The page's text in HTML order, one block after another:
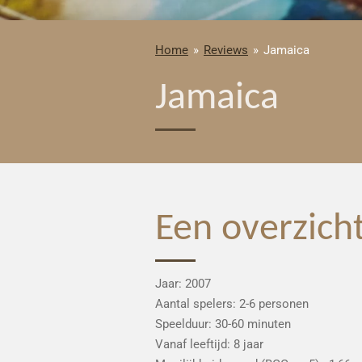
Home » Reviews » Jamaica
Jamaica
Een
Jaar: 2007
Aantal spelers: 2-6 personen
Speelduur: 30-60 minuten
Vanaf leeftijd: 8 jaar